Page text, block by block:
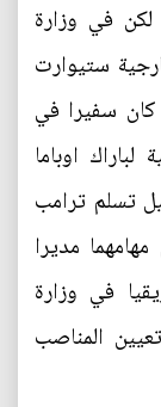
لكن في وزارة
ستيوارت
سفيرا في
اوباما
تسلم ترامب
مديرا
في وزارة
المناصب